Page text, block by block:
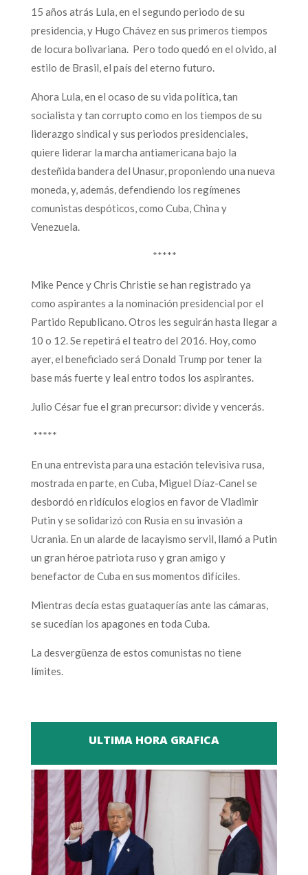
15 años atrás Lula, en el segundo periodo de su
presidencia, y Hugo Chávez en sus primeros tiempos
de locura bolivariana. Pero todo quedó en el olvido, al
estilo de Brasil, el país del eterno futuro.
Ahora Lula, en el ocaso de su vida política, tan
socialista y tan corrupto como en los tiempos de su
liderazgo sindical y sus periodos presidenciales,
quiere liderar la marcha antiamericana bajo la
desteñida bandera del Unasur, proponiendo una nueva
moneda, y, además, defendiendo los regímenes
comunistas despóticos, como Cuba, China y
Venezuela.
*****
Mike Pence y Chris Christie se han registrado ya
como aspirantes a la nominación presidencial por el
Partido Republicano. Otros les seguirán hasta llegar a
10 o 12. Se repetirá el teatro del 2016. Hoy, como
ayer, el beneficiado será Donald Trump por tener la
base más fuerte y leal entro todos los aspirantes.
Julio César fue el gran precursor: divide y vencerás.
*****
En una entrevista para una estación televisiva rusa,
mostrada en parte, en Cuba, Miguel Díaz-Canel se
desbordó en ridículos elogios en favor de Vladimir
Putin y se solidarizó con Rusia en su invasión a
Ucrania. En un alarde de lacayismo servil, llamó a Putin
un gran héroe patriota ruso y gran amigo y
benefactor de Cuba en sus momentos difíciles.
Mientras decía estas guataquerías ante las cámaras,
se sucedían los apagones en toda Cuba.
La desvergüenza de estos comunistas no tiene
límites.
ULTIMA HORA GRAFICA